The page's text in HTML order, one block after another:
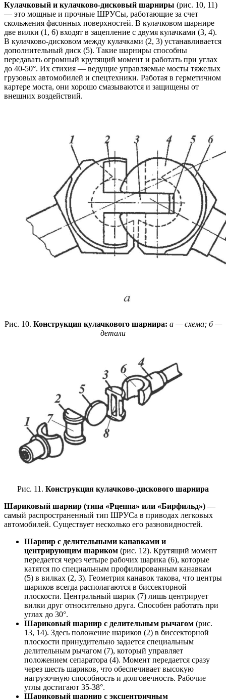
Кулачковый и кулачково-дисковый шарниры (рис. 10, 11)
— это мощные и прочные ШРУСы, работающие за счет
скольжения фасонных поверхностей. В кулачковом шарнире
две вилки (1, 6) входят в зацепление с двумя кулачками (3, 4).
В кулачково-дисковом между кулачками (2, 3) устанавливается
дополнительный диск (5). Такие шарниры способны
передавать огромный крутящий момент и работать при углах
до 40-50°. Их стихия — ведущие управляемые мосты тяжелых
грузовых автомобилей и спецтехники. Работая в герметичном
картере моста, они хорошо смазываются и защищены от
внешних воздействий.
Рис. 10. Конструкция кулачкового шарнира: а — схема; б —
детали
Рис. 11. Конструкция кулачково-дискового шарнира
Шариковый шарнир (типа «Рцеппа» или «Бирфильд») —
самый распространенный тип ШРУСа в приводах легковых
автомобилей. Существует несколько его разновидностей.
Шарнир с делительными канавками и
центрирующим шариком (рис. 12). Крутящий момент
передается через четыре рабочих шарика (6), которые
катятся по специальным профилированным канавкам
(5) в вилках (2, 3). Геометрия канавок такова, что центры
шариков всегда располагаются в биссекторной
плоскости. Центральный шарик (7) лишь центрирует
вилки друг относительно друга. Способен работать при
углах до 30°.
Шариковый шарнир с делительным рычагом (рис.
13, 14). Здесь положение шариков (2) в биссекторной
плоскости принудительно задается специальным
делительным рычагом (7), который управляет
положением сепаратора (4). Момент передается сразу
через шесть шариков, что обеспечивает высокую
нагрузочную способность и долговечность. Рабочие
углы достигают 35-38°.
Шариковый шарнир с эксцентричным